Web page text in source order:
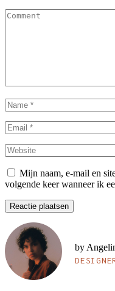
Mijn naam, e-mail en
volgende keer wanneer ik
Reactie plaatsen
by